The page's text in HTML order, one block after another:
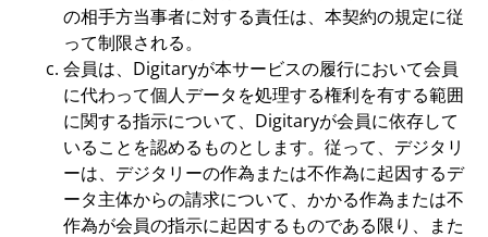
の相手方当事者に対する責任は、本契約の規定に従
って制限される。
会員は、Digitaryが本サービスの履行において会員
に代わって個人データを処理する権利を有する範囲
に関する指示について、Digitaryが会員に依存して
いることを認めるものとします。従って、デジタリ
ーは、デジタリーの作為または不作為に起因するデ
ータ主体からの請求について、かかる作為または不
作為が会員の指示に起因するものである限り、また